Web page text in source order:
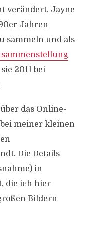
verändert. Jayne
Jahren
sammeln und als
2011 bei
das Online-
meiner kleinen
Die Details
in
die ich hier
Bildern